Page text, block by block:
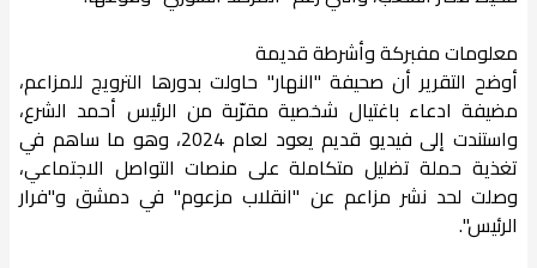
معلومات مفبركة وأشرطة قديمة
أوضح التقرير أن صحيفة "النهار" حاولت بدورها الترويج للمزاعم،
مضيفة ادعاء باغتيال شخصية مقرّبة من الرئيس أحمد الشرع،
واستندت إلى فيديو قديم يعود لعام 2024، وهو ما ساهم في
تغذية حملة تضليل متكاملة على منصات التواصل الاجتماعي،
وصلت لحد نشر مزاعم عن "انقلاب مزعوم" في دمشق و"فرار
الرئيس".